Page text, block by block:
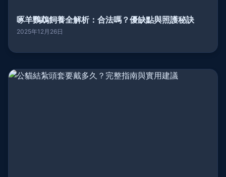
啄羊鸚鵡飼養全解析：合法嗎？優缺點與照護秘訣
2025年12月26日